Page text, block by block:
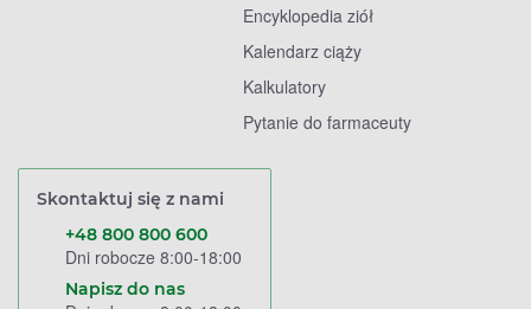
Encyklopedia ziół
Kalendarz ciąży
Kalkulatory
Pytanie do farmaceuty
Skontaktuj się z nami
+48 800 800 600
Dni robocze 8:00-18:00
Napisz do nas